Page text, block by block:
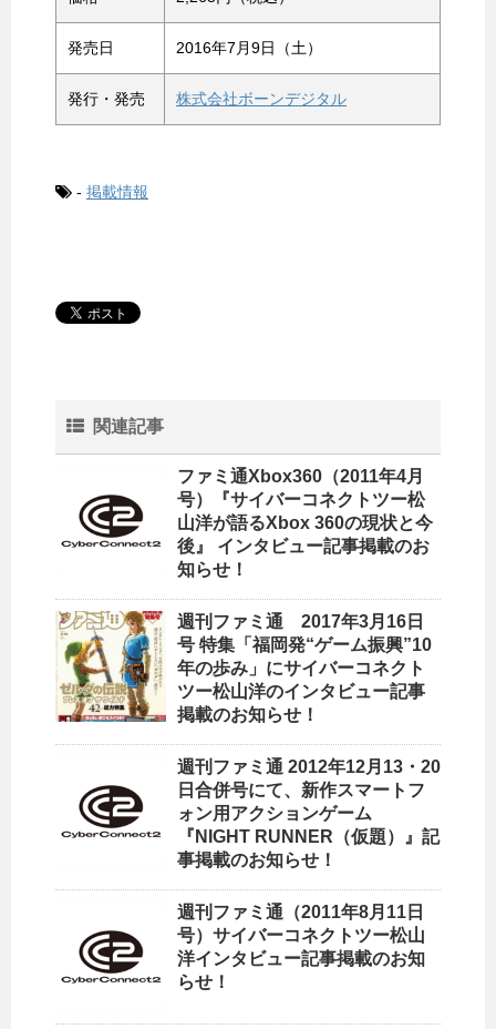
発売日 2016年7月9日（土）
発行・発売 株式会社ボーンデジタル
- 掲載情報
関連記事
ファミ通Xbox360（2011年4月
号）『サイバーコネクトツー松
山洋が語るXbox 360の現状と今
後』 インタビュー記事掲載のお
知らせ！
週刊ファミ通 2017年3月16日
号 特集「福岡発“ゲーム振興”10
年の歩み」にサイバーコネクト
ツー松山洋のインタビュー記事
掲載のお知らせ！
週刊ファミ通 2012年12月13・20
日合併号にて、新作スマートフ
ォン用アクションゲーム
『NIGHT RUNNER（仮題）』記
事掲載のお知らせ！
週刊ファミ通（2011年8月11日
号）サイバーコネクトツー松山
洋インタビュー記事掲載のお知
らせ！